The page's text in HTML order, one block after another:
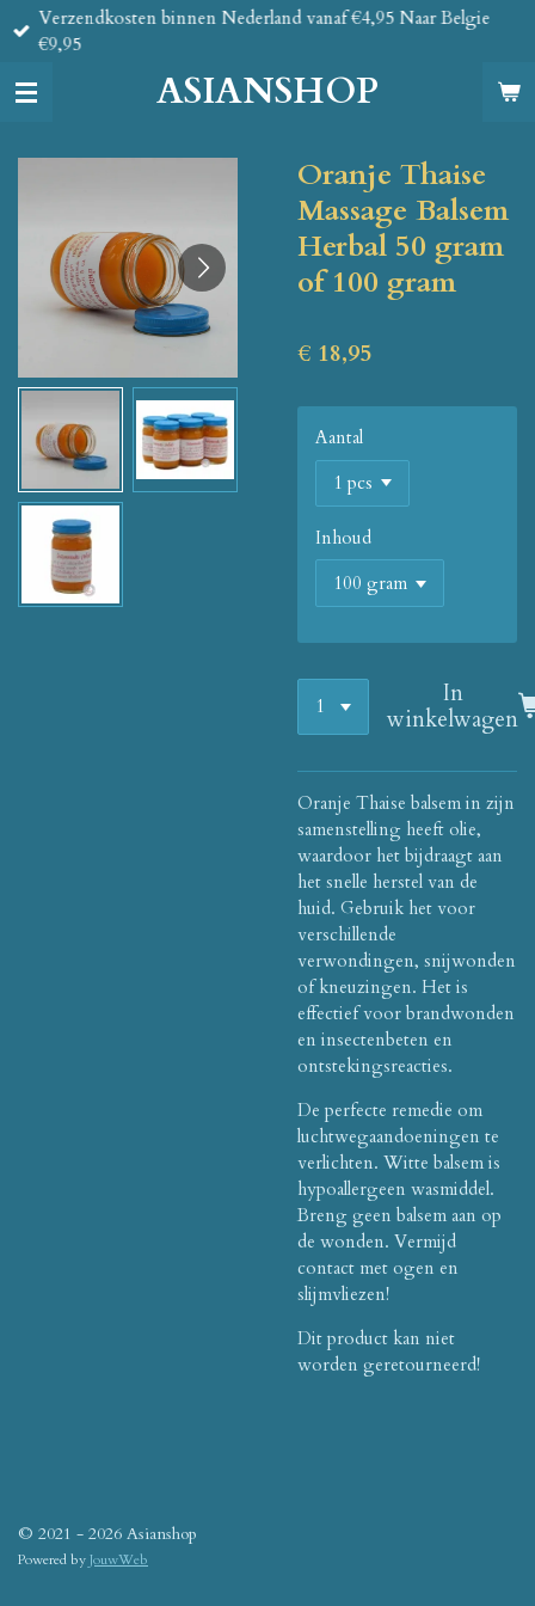
Ga
direct
de
ASIANSHOP
Verzendkosten binnen Nederland vanaf €4,95 Naar Belgie
€9,95
Oranje Thaise
Massage Balsem
Herbal 50 gram
of 100 gram
€ 18,95
Aantal
Inhoud
In
winkelwagen
Oranje Thaise balsem in zijn
samenstelling heeft olie,
waardoor het bijdraagt ​​aan
het snelle herstel van de
huid. Gebruik het voor
verschillende
verwondingen, snijwonden
of kneuzingen. Het is
effectief voor brandwonden
en insectenbeten en
ontstekingsreacties.
De perfecte remedie om
luchtwegaandoeningen te
verlichten. Witte balsem is
hypoallergeen wasmiddel.
Breng geen balsem aan op
de wonden. Vermijd
contact met ogen en
slijmvliezen!
Dit product kan niet
worden geretourneerd!
© 2021 - 2026 Asianshop
Powered byJouwWeb